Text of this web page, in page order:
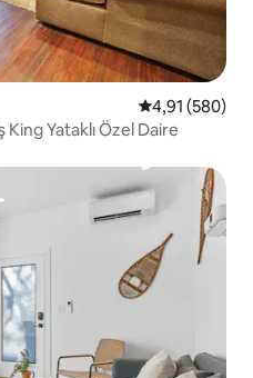
5 üzerinden
4,91 (580)
Yataklı Özel Daire